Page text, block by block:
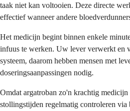
taak niet kan voltooien. Deze directe
effectief wanneer andere
Het medicijn begint binnen enkele
infuus te werken. Uw lever verwerkt en
systeem, daarom hebben mensen met
doseringsaanpassingen nodig.
Omdat argatroban zo'n krachtig
stollingstijden regelmatig controleren